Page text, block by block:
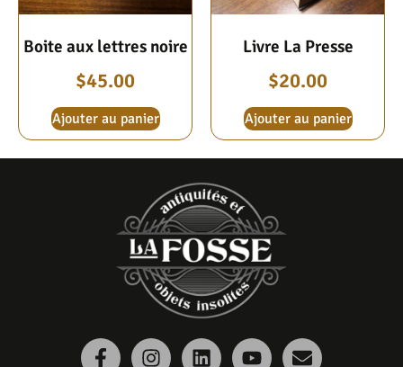
Boite aux lettres noire
$45.00
Ajouter au panier
Livre La Presse
$20.00
Ajouter au panier